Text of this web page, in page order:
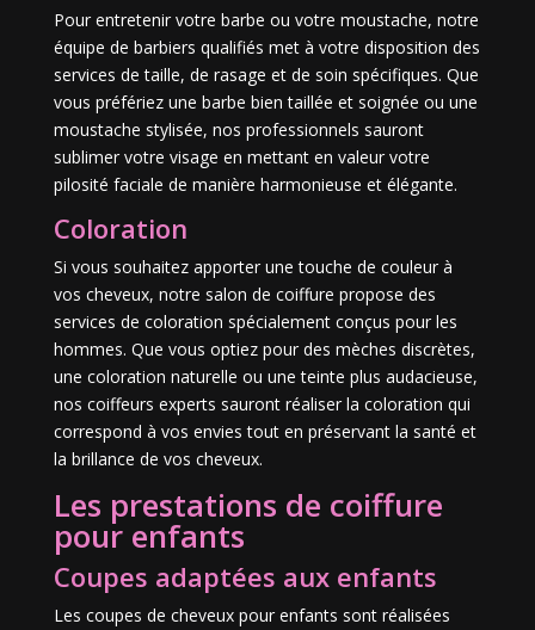
Pour entretenir votre barbe ou votre moustache, notre
équipe de barbiers qualifiés met à votre disposition des
services de taille, de rasage et de soin spécifiques. Que
vous préfériez une barbe bien taillée et soignée ou une
moustache stylisée, nos professionnels sauront
sublimer votre visage en mettant en valeur votre
pilosité faciale de manière harmonieuse et élégante.
Coloration
Si vous souhaitez apporter une touche de couleur à
vos cheveux, notre salon de coiffure propose des
services de coloration spécialement conçus pour les
hommes. Que vous optiez pour des mèches discrètes,
une coloration naturelle ou une teinte plus audacieuse,
nos coiffeurs experts sauront réaliser la coloration qui
correspond à vos envies tout en préservant la santé et
la brillance de vos cheveux.
Les prestations de coiffure
pour enfants
Coupes adaptées aux enfants
Les coupes de cheveux pour enfants sont réalisées